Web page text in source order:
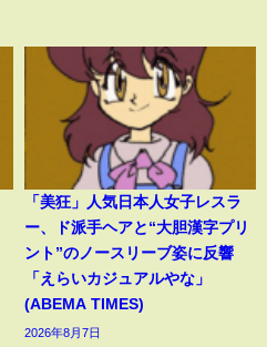
「美狂」人気日本人女子レスラ
ー、ド派手ヘアと“大胆漢字プリ
ント”のノースリーブ姿に反響
「えらいカジュアルやな」
(ABEMA TIMES)
2026年8月7日